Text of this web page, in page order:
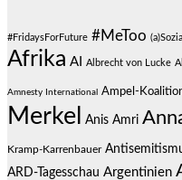
#FridaysForFuture #MeToo
Afrika AI Albrecht von Lucke
Amnesty International Ampel-
Merkel
Anis Amri
Kramp-Karrenbauer
ARD-Tagesschau Argentinien